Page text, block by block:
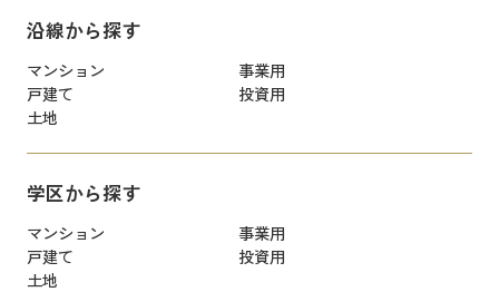
沿線から探す
マンション
事業用
戸建て
投資用
土地
学区から探す
マンション
事業用
戸建て
投資用
土地